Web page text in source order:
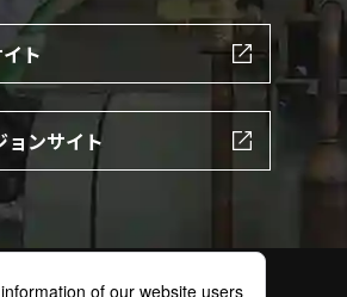
ト
ョンサイト
用条件 個人情報保護方針